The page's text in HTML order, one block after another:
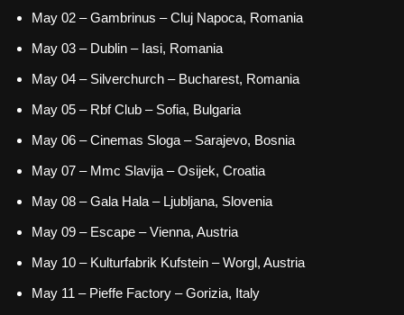
May 02 – Gambrinus – Cluj Napoca, Romania
May 03 – Dublin – Iasi, Romania
May 04 – Silverchurch – Bucharest, Romania
May 05 – Rbf Club – Sofia, Bulgaria
May 06 – Cinemas Sloga – Sarajevo, Bosnia
May 07 – Mmc Slavija – Osijek, Croatia
May 08 – Gala Hala – Ljubljana, Slovenia
May 09 – Escape – Vienna, Austria
May 10 – Kulturfabrik Kufstein – Worgl, Austria
May 11 – Pieffe Factory – Gorizia, Italy